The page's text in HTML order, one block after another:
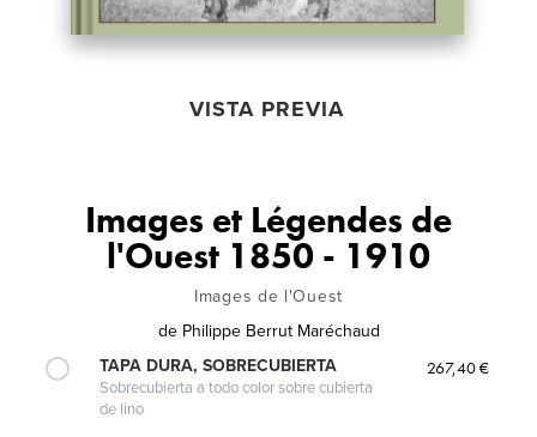
VISTA PREVIA
Images et Légendes de
l'Ouest 1850 - 1910
Images de l'Ouest
de Philippe Berrut Maréchaud
TAPA DURA, SOBRECUBIERTA
Sobrecubierta a todo color sobre cubierta
de lino
267,40 €